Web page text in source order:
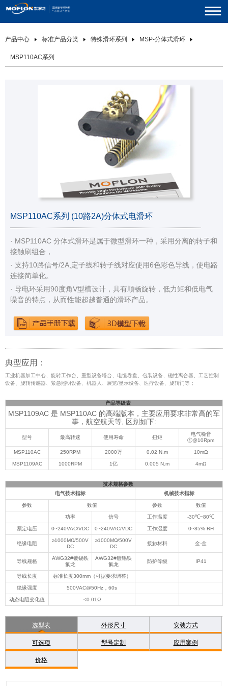
产品中心 标准产品分类 特殊滑环系列 MSP-分体式滑环
MSP110AC系列
MSP110AC系列 (10路2A)分体式电滑环
· MSP110AC 分体式滑环是属于微型滑环一种，采用分离的转子和
接触刷组合，
· 支持10路信号/2A,定子线和转子线对应使用6色彩色导线，使电路
连接简单化。
· 导电环采用90度角V型槽设计，具有顺畅旋转，低力矩和低电气
噪音的特点，从而性能超越普通的滑环产品。
典型应用：
工业机器加工中心、旋转工作台、重型设备塔台、电缆卷盘、包装设备、磁性离合器、工艺控制
设备、旋转传感器、紧急照明设备、机器人、展览/显示设备、医疗设备、旋转门等；
产品等级表
MSP1109AC 是 MSP110AC 的高端版本，主要应用要求非常高的军
事，航空航天等, 区别如下:
型号 最高转速 使用寿命 扭矩
电气噪音
①@10Rpm
MSP110AC 250RPM 2000万 0.02 N.m 10mΩ
MSP1109AC 1000RPM 1亿 0.005 N.m 4mΩ
技术规格参数
电气技术指标
机械技术指标
参数 数值 参数 数值
功率 信号 工作温度 -30℃~80℃
额定电压 0~240VAC/VDC 0~240VAC/VDC 工作湿度 0~85% RH
绝缘电阻
≥1000MΩ/500V
DC
≥1000MΩ/500V
DC
接触材料 金-金
导线规格
AWG32#镀锡铁
氟龙
AWG32#镀锡铁
氟龙
防护等级 IP41
导线长度 标准长度300mm（可据要求调整）
绝缘强度 500VAC@50Hz，60s
动态电阻变化值 <0.01Ω
选型表 外形尺寸 安装方式
可选项 型号定制 应用案例
价格